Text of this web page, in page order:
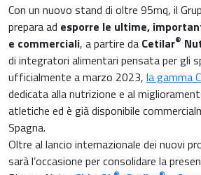
Ematologia
Gastroenterologia
Ginecologia e Ostetricia
Medicina dello sport
Carenza di ferro
Infiammazioni
Materie prime
Con un nuovo stand di oltre 95mq, il
prepara ad esporre le ultime,
e commerciali, a partire da Cetilar®
di integratori alimentari pensata per gli
ufficialmente a marzo 2023, la gamma
dedicata alla nutrizione e al
atletiche ed è già disponibile
Spagna.
Oltre al lancio internazionale dei nuovi
sarà l’occasione per consolidare la